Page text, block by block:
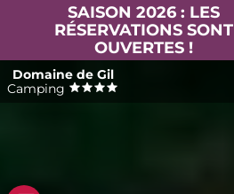
SAISON 2026 : LES
RÉSERVATIONS SONT
OUVERTES !
Domaine de Gil
Camping
Passer
au